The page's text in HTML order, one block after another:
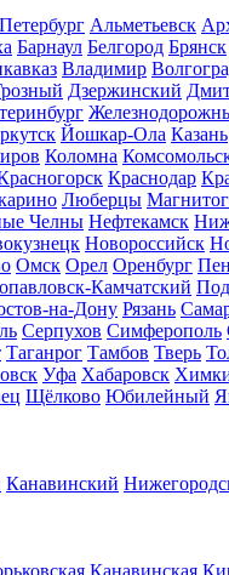
Альметьевск
Барнаул Белгород Брянск
Владимир
Дзержинский
Йошкар-Ола Казань
Коломна
Краснодар
Люберцы
Челны Нефтекамск
Новороссийск
Омск Орел Оренбург
Камчатский
на-Дону Рязань
Серпухов Симферополь
Таганрог Тамбов Тверь
Уфа Хабаровск
Щёлково Юбилейный
Канавинский
Канавинская